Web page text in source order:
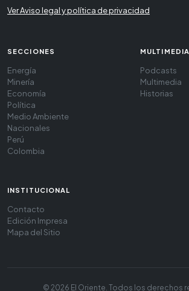
Ver Aviso legal y política de privacidad
SECCIONES
Energía
Minería
Economía
Política
Medio Ambiente
Nacionales
Perú
Colombia
MULTIMEDIA
Podcasts
Multimedia
Historias
INSTITUCIONAL
Contacto
Edición Impresa
Mapa del Sitio
© 2026 El Oriente. Todos los derechos